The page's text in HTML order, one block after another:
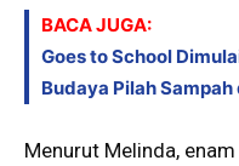
BACA JUGA:
Goes to School
Budaya Pilah
Menurut Melinda,